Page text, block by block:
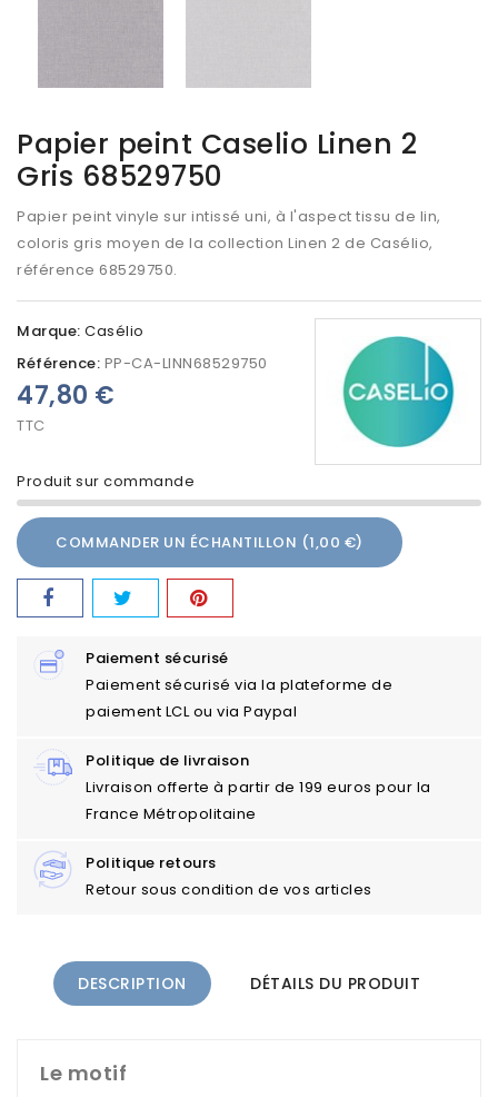
Papier peint Caselio Linen 2
Gris 68529750
Papier peint vinyle sur intissé uni, à l'aspect tissu de lin,
coloris gris moyen de la collection Linen 2 de Casélio,
référence 68529750.
Marque: Casélio
Référence: PP-CA-LINN68529750
Produit sur commande
47,80 €
TTC
COMMANDER UN ÉCHANTILLON (1,00 €)
Paiement sécurisé
Paiement sécurisé via la plateforme de
paiement LCL ou via Paypal
Politique de livraison
Livraison offerte à partir de 199 euros pour la
France Métropolitaine
Politique retours
Retour sous condition de vos articles
DESCRIPTION DÉTAILS DU PRODUIT
Le motif